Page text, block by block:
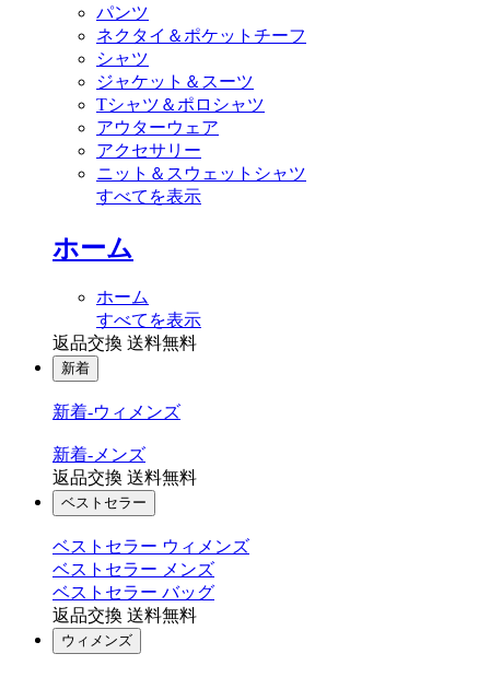
パンツ
ネクタイ＆ポケットチーフ
シャツ
ジャケット＆スーツ
Tシャツ＆ポロシャツ
アウターウェア
アクセサリー
ニット＆スウェットシャツ
すべてを表示
ホーム
ホーム
すべてを表示
返品交換 送料無料
新着
新着-ウィメンズ
新着-メンズ
返品交換 送料無料
ベストセラー
ベストセラー ウィメンズ
ベストセラー メンズ
ベストセラー バッグ
返品交換 送料無料
ウィメンズ